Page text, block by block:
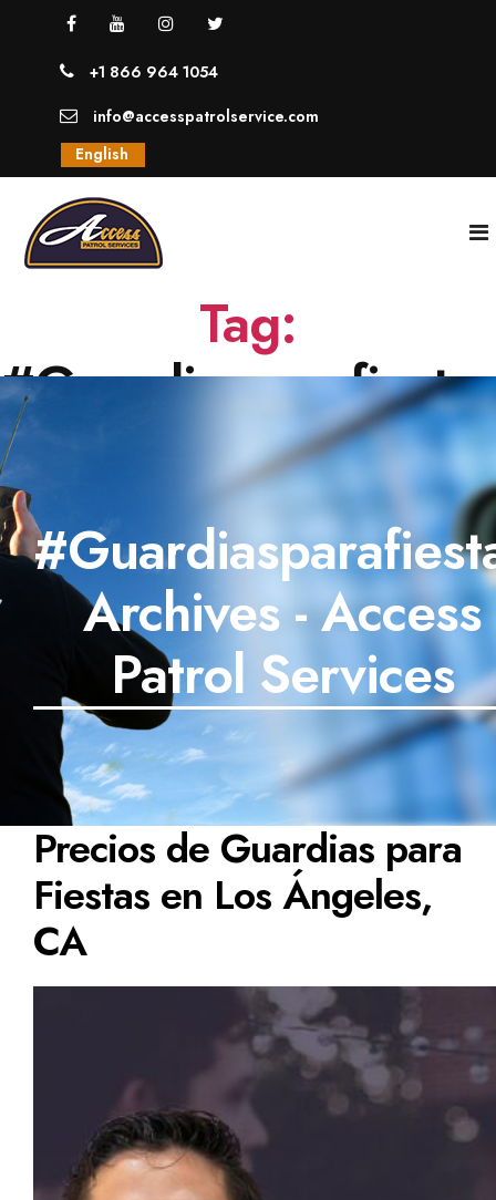
+1 866 964 1054
info@accesspatrolservice.com
English
NOSOTROS
SECTORES
TECNOLOGÍA
TESTIMONIOS
PREGUNTAS FRECUENTES
CONTÁCTANOS
Tag:
Archives - Access
Patrol Services
Precios de Guardias para
Fiestas en Los Ángeles,
CA